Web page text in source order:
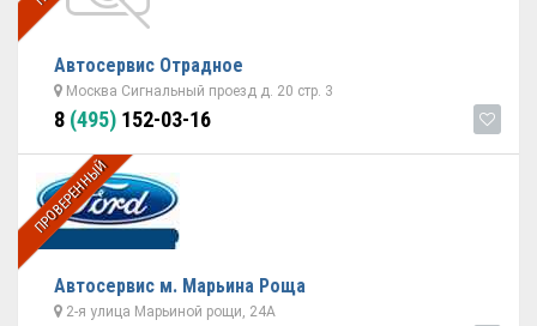
Автосервис Отрадное
Москва Сигнальный проезд д. 20 стр. 3
8 (495) 152-03-16
ПРОВЕРЕННЫЙ
Автосервис м. Марьина Роща
2-я улица Марьиной рощи, 24А